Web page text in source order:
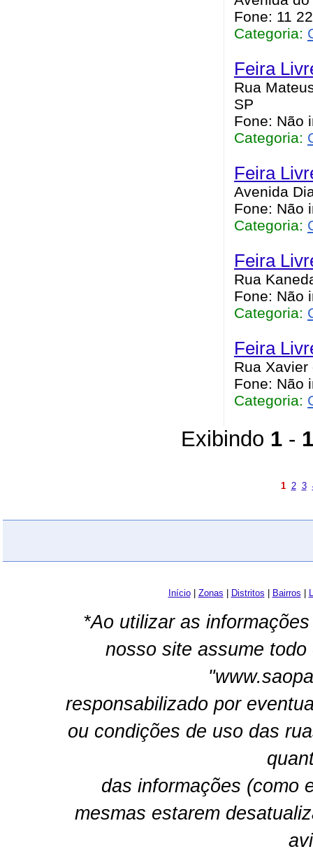
Fone: 11
Categoria:
Feira
Rua
SP
Fone: Não
Categoria:
Feira
Avenida
Fone: Não
Categoria:
Feira
Rua
Fone: Não
Categoria:
Feira
Rua Xavier
Fone: Não
Categoria:
Exibindo 1 -
1 2 3
Início| Zonas Distritos Bairros
*Ao utilizar as
nosso site assume
responsabilizado por
ou condições de uso das
das informações (como
mesmas estarem